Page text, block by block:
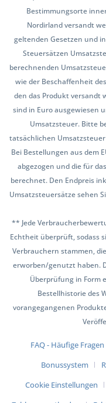
Bestimmungsorte
Nordirland versandt
geltenden Gesetzen und
Steuersätzen
berechnenden
wie der Beschaffenheit
den das Produkt versandt
sind in Euro ausgewiesen
Umsatzsteuer. Bitte
tatsächlichen
Bei Bestellungen aus dem
abgezogen und die für
berechnet. Den Endpreis
Umsatzsteuersätze sehen
** Jede
Echtheit überprüft, sodass
Verbrauchern stammen,
erworben/genutzt haben.
Überprüfung in Form
Bestellhistorie des
vorangegangenen
FAQ - Häufige Fragen
Bonussystem
Cookie Einstellungen